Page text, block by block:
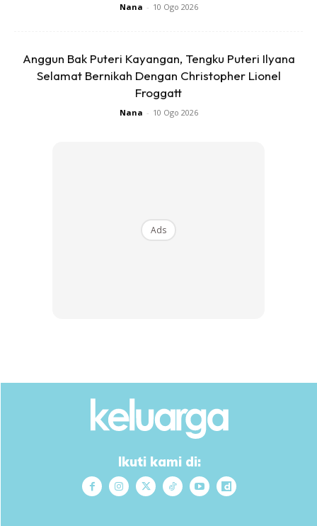
doktor tapi si Maryam ni normal je cuma tangisan dia tu
Saya jenis tak percaya bab syaitan, jin dan alam ghaib ni
kecuali yang ada dalam Al Quran dan Hadis. Rupanya
memang ada sejenis jin pengganggu anak kecil yang
senang je. Kalau ada tanda ni mungkin dia tengah diganggu
Nana - 10 Ogo 2026
Anggun Bak Puteri Kayangan, Tengku Puteri Ilyana
Selamat Bernikah Dengan Christopher Lionel
Froggatt
Nana - 10 Ogo 2026
Ads
Ikuti kami di: